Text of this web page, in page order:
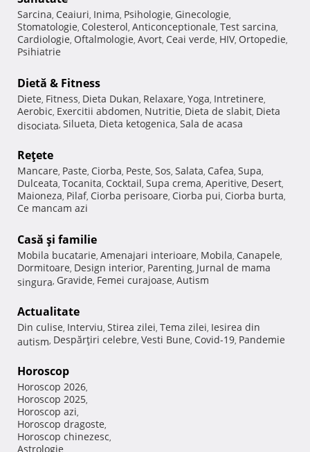
Sarcina, Ceaiuri, Inima, Psihologie, Ginecologie,
Stomatologie, Colesterol, Anticonceptionale, Test sarcina,
Cardiologie, Oftalmologie, Avort, Ceai verde, HIV, Ortopedie,
Psihiatrie
Dietă & Fitness
Diete, Fitness, Dieta Dukan, Relaxare, Yoga, Intretinere,
Aerobic, Exercitii abdomen, Nutritie, Dieta de slabit, Dieta
disociata, Silueta, Dieta ketogenica, Sala de acasa
Reţete
Mancare, Paste, Ciorba, Peste, Sos, Salata, Cafea, Supa,
Dulceata, Tocanita, Cocktail, Supa crema, Aperitive, Desert,
Maioneza, Pilaf, Ciorba perisoare, Ciorba pui, Ciorba burta,
Ce mancam azi
Casă şi familie
Mobila bucatarie, Amenajari interioare, Mobila, Canapele,
Dormitoare, Design interior, Parenting, Jurnal de mama
singura, Gravide, Femei curajoase, Autism
Actualitate
Din culise, Interviu, Stirea zilei, Tema zilei, Iesirea din
autism, Despărţiri celebre, Vesti Bune, Covid-19, Pandemie
Horoscop
Horoscop 2026,
Horoscop 2025,
Horoscop azi,
Horoscop dragoste,
Horoscop chinezesc,
Astrologie